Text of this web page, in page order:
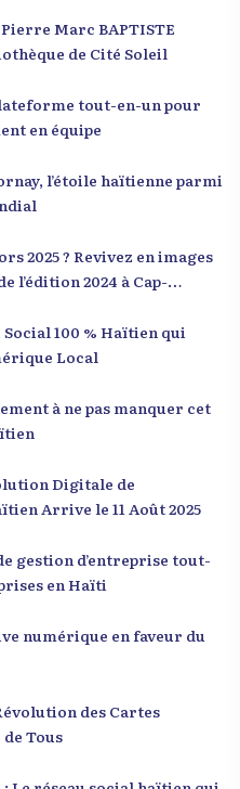
Pierre Marc BAPTISTE
de Cité Soleil
tout-en-un pour
en équipe
l’étoile haïtienne parmi
2025 ? Revivez en images
l’édition 2024 à Cap-
Social 100 % Haïtien qui
Local
à ne pas manquer cet
Digitale de
Arrive le 11 Août 2025
gestion d’entreprise tout-
en Haïti
numérique en faveur du
des Cartes
Tous